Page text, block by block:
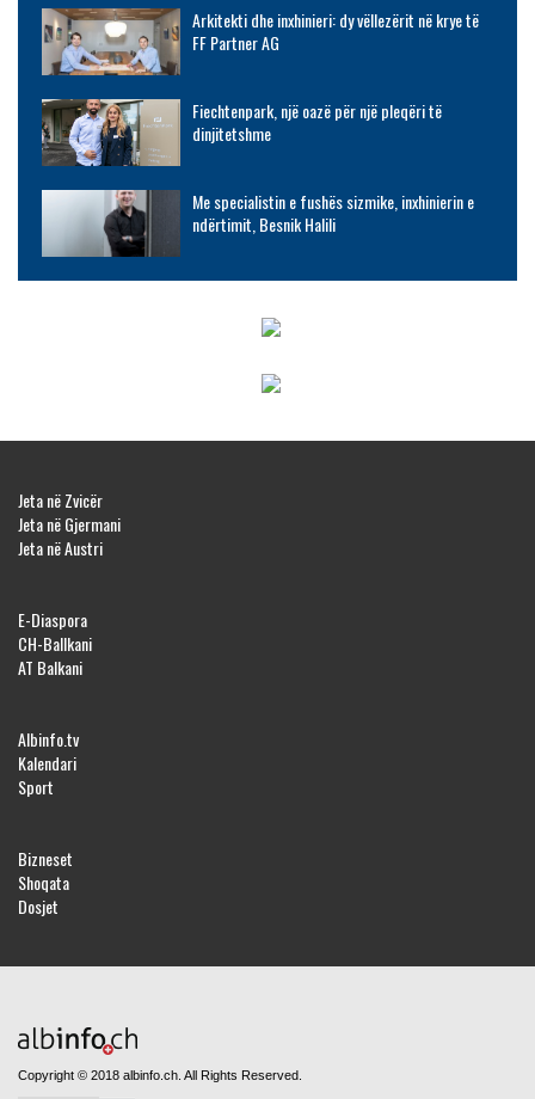
Arkitekti dhe inxhinieri: dy vëllezërit në krye të
FF Partner AG
Fiechtenpark, një oazë për një pleqëri të
dinjitetshme
Me specialistin e fushës sizmike, inxhinierin e
ndërtimit, Besnik Halili
Jeta në Zvicër
Jeta në Gjermani
Jeta në Austri
E-Diaspora
CH-Ballkani
AT Balkani
Albinfo.tv
Kalendari
Sport
Bizneset
Shoqata
Dosjet
Copyright © 2018 albinfo.ch. All Rights Reserved.